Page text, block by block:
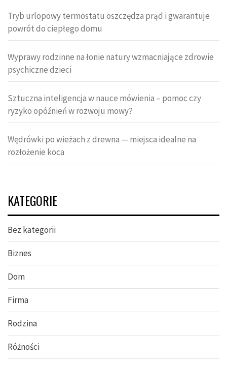
Tryb urlopowy termostatu oszczędza prąd i gwarantuje
powrót do ciepłego domu
Wyprawy rodzinne na łonie natury wzmacniające zdrowie
psychiczne dzieci
Sztuczna inteligencja w nauce mówienia – pomoc czy
ryzyko opóźnień w rozwoju mowy?
Wędrówki po wieżach z drewna — miejsca idealne na
rozłożenie koca
KATEGORIE
Bez kategorii
Biznes
Dom
Firma
Rodzina
Różności